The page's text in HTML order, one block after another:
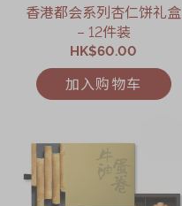
香港都会系列杏仁饼礼盒
– 12件装
HK$60.00
加入购物车